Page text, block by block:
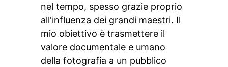
nel tempo, spesso grazie proprio
all'influenza dei grandi maestri. Il
mio obiettivo è trasmettere il
valore documentale e umano
della fotografia a un pubblico